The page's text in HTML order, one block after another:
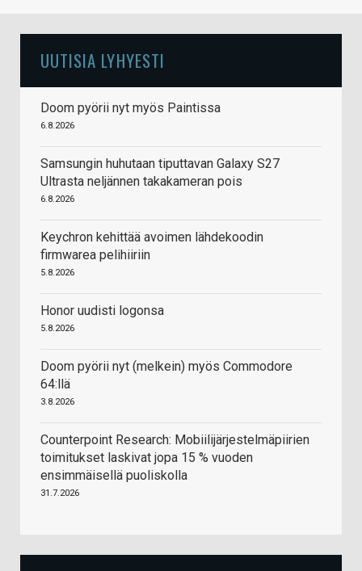
UUTISIA LYHYESTI
Doom pyörii nyt myös Paintissa
6.8.2026
Samsungin huhutaan tiputtavan Galaxy S27
Ultrasta neljännen takakameran pois
6.8.2026
Keychron kehittää avoimen lähdekoodin
firmwarea pelihiiriin
5.8.2026
Honor uudisti logonsa
5.8.2026
Doom pyörii nyt (melkein) myös Commodore
64:llä
3.8.2026
Counterpoint Research: Mobiilijärjestelmäpiirien
toimitukset laskivat jopa 15 % vuoden
ensimmäisellä puoliskolla
31.7.2026